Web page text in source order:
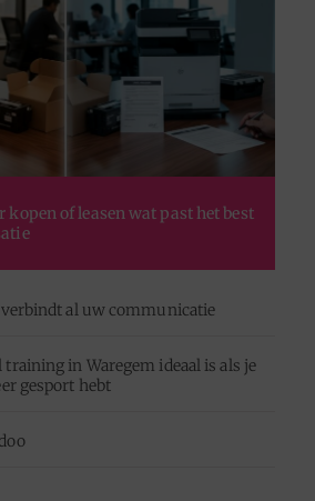
of leasen wat past het best
al uw communicatie
training in Waregem ideaal is als je
gesport hebt